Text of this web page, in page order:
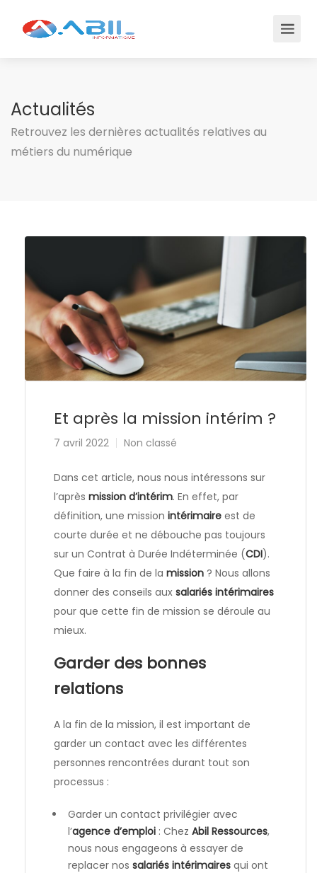
Actualités
Retrouvez les dernières actualités relatives au
métiers du numérique
Et après la mission intérim ?
7 avril 2022 Non classé
Dans cet article, nous nous intéressons sur
l’après mission d’intérim. En effet, par
définition, une mission intérimaire est de
courte durée et ne débouche pas toujours
sur un Contrat à Durée Indéterminée (CDI).
Que faire à la fin de la mission ? Nous allons
donner des conseils aux salariés intérimaires
pour que cette fin de mission se déroule au
mieux.
Garder des bonnes
relations
A la fin de la mission, il est important de
garder un contact avec les différentes
personnes rencontrées durant tout son
processus :
Garder un contact privilégier avec
l’agence d’emploi : Chez Abil Ressources,
nous nous engageons à essayer de
replacer nos salariés intérimaires qui ont